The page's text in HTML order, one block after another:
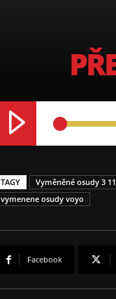
TAGY Vyměněné osudy 3 11
vymenene osudy voyo
Facebook